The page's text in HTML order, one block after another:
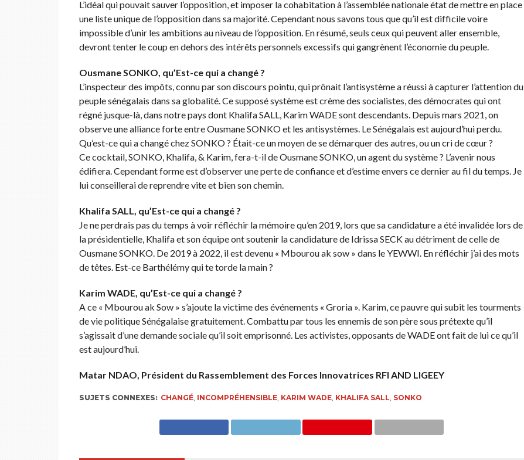
L’idéal qui pouvait sauver l’opposition, et imposer la cohabitation à l’assemblée nationale état de mettre en place
une liste unique de l’opposition dans sa majorité. Cependant nous savons tous que qu’il est difficile voire
impossible d’unir les ambitions au niveau de l’opposition. En résumé, seuls ceux qui peuvent aller ensemble,
devront tenter le coup en dehors des intérêts personnels excessifs qui gangrènent l’économie du peuple.
Ousmane SONKO, qu’Est-ce qui a changé ?
L’inspecteur des impôts, connu par son discours pointu, qui prônait l’antisystème a réussi à capturer l’attention du
peuple sénégalais dans sa globalité. Ce supposé système est crème des socialistes, des démocrates qui ont
régné jusque-là, dans notre pays dont Khalifa SALL, Karim WADE sont descendants. Depuis mars 2021, on
observe une alliance forte entre Ousmane SONKO et les antisystèmes. Le Sénégalais est aujourd’hui perdu.
Qu’est-ce qui a changé chez SONKO ? Était-ce un moyen de se démarquer des autres, ou un cri de cœur ?
Ce cocktail, SONKO, Khalifa, & Karim, fera-t-il de Ousmane SONKO, un agent du système ? L’avenir nous
édifiera. Cependant forme est d’observer une perte de confiance et d’estime envers ce dernier au fil du temps. Je
lui conseillerai de reprendre vite et bien son chemin.
Khalifa SALL, qu’Est-ce qui a changé ?
Je ne perdrais pas du temps à voir réfléchir la mémoire qu’en 2019, lors que sa candidature a été invalidée lors de
la présidentielle, Khalifa et son équipe ont soutenir la candidature de Idrissa SECK au détriment de celle de
Ousmane SONKO. De 2019 à 2022, il est devenu « Mbourou ak sow » dans le YEWWI. En réfléchir j’ai des mots
de têtes. Est-ce Barthélémy qui te torde la main ?
Karim WADE, qu’Est-ce qui a changé ?
A ce « Mbourou ak Sow » s’ajoute la victime des événements « Groria ». Karim, ce pauvre qui subit les tourments
de vie politique Sénégalaise gratuitement. Combattu par tous les ennemis de son père sous prétexte qu’il
s’agissait d’une demande sociale qu’il soit emprisonné. Les activistes, opposants de WADE ont fait de lui ce qu’il
est aujourd’hui.
Matar NDAO, Président du Rassemblement des Forces Innovatrices RFI AND LIGEEY
SUJETS CONNEXES: CHANGÉ, INCOMPRÉHENSIBLE, KARIM WADE, KHALIFA SALL, SONKO